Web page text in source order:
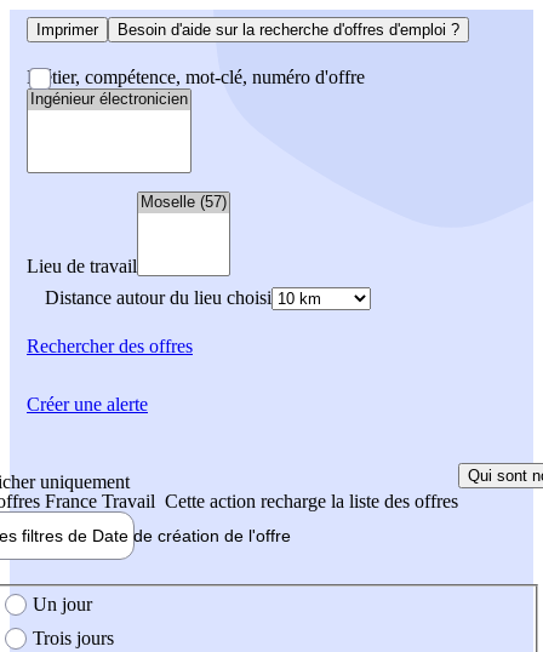
Imprimer Besoin d'aide sur la recherche d'offres d'emploi ?
Métier, compétence, mot-clé, numéro d'offre
Lieu de travail
Distance autour du lieu choisi
Rechercherdes offres
uniquement
France Travail Cette action recharge la liste des offres
Qui sont
filtres de Date de création de l'offre
création de l'offre
Un jour
Trois jours
Créer une alerte